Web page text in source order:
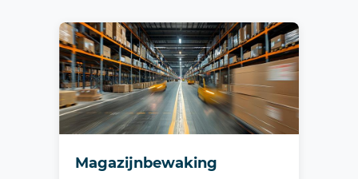
Magazijnbewaking